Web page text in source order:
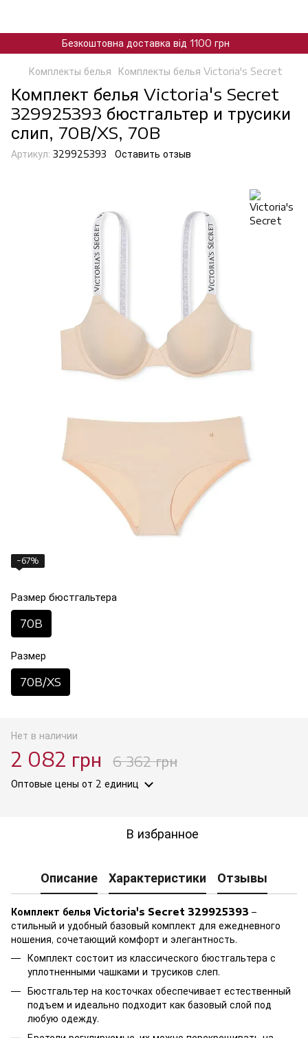
Безкоштовна доставка від 1100 грн
Комплекты белья Комплекты белья Victoria's Secret
Комплект белья Victoria's Secret
329925393 бюстгальтер и трусики
слип, 70B/XS, 70B
Артикул: 329925393 Оставить отзыв
−67%
Размер бюстгальтера
70B
Размер
70B/XS
Нет в наличии
2 082 грн 6 362 грн
Оптовые цены от 2 единиц
В избранное
Описание Характеристики Отзывы
Комплект белья Victoria's Secret 329925393 –
стильный и удобный базовый комплект для ежедневного
ношения, сочетающий комфорт и элегантность.
Комплект состоит из классического бюстгальтера с
уплотненными чашками и трусиков слеп.
Бюстгальтер на косточках обеспечивает естественный
подъем и идеально подходит как базовый слой под
любую одежду.